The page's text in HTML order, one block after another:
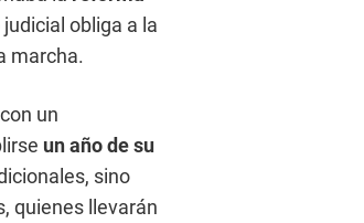
obliga a la
marcha.
un
un año de su
sino
quienes llevarán